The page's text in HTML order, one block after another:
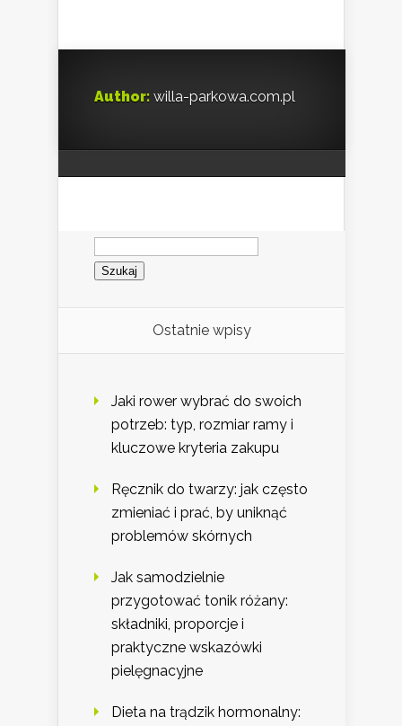
Author: willa-parkowa.com.pl
Szukaj:
Ostatnie wpisy
Jaki rower wybrać do swoich
potrzeb: typ, rozmiar ramy i
kluczowe kryteria zakupu
Ręcznik do twarzy: jak często
zmieniać i prać, by uniknąć
problemów skórnych
Jak samodzielnie
przygotować tonik różany:
składniki, proporcje i
praktyczne wskazówki
pielęgnacyjne
Dieta na trądzik hormonalny: